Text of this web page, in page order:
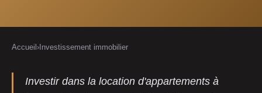
Accueil › Investissement immobilier
Investir dans la location d'appartements à